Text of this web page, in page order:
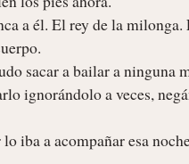
a él. El rey de la milonga.
sacar a bailar a ninguna
ignorándolo a veces,
iba a acompañar esa